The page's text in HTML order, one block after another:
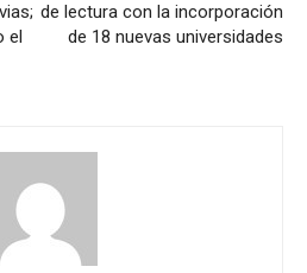
el
de lectura con la incorporación
de 18 nuevas universidades